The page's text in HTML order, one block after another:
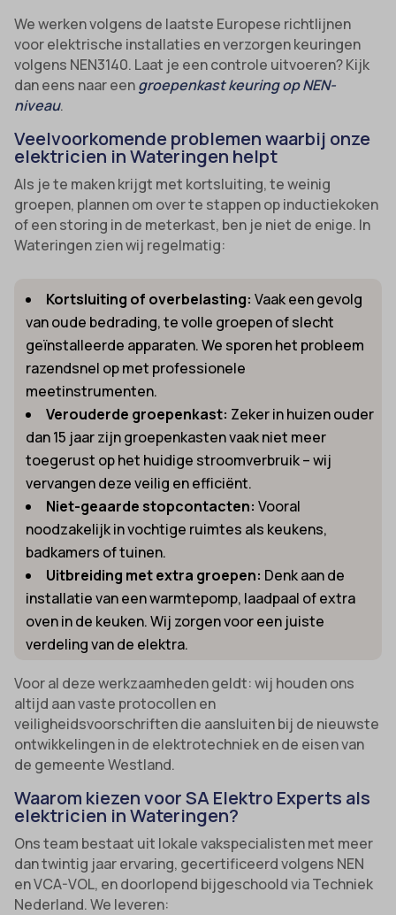
We werken volgens de laatste Europese richtlijnen
voor elektrische installaties en verzorgen keuringen
volgens NEN3140. Laat je een controle uitvoeren? Kijk
dan eens naar eengroepenkast keuring op NEN-
niveau.
Veelvoorkomende problemen waarbij onze
elektricien in Wateringen helpt
Als je te maken krijgt met kortsluiting, te weinig
groepen, plannen om over te stappen op inductiekoken
of een storing in de meterkast, ben je niet de enige. In
Wateringen zien wij regelmatig:
Kortsluiting of overbelasting: Vaak een gevolg
van oude bedrading, te volle groepen of slecht
geïnstalleerde apparaten. We sporen het probleem
razendsnel op met professionele
meetinstrumenten.
Verouderde groepenkast: Zeker in huizen ouder
dan 15 jaar zijn groepenkasten vaak niet meer
toegerust op het huidige stroomverbruik – wij
vervangen deze veilig en efficiënt.
Niet-geaarde stopcontacten: Vooral
noodzakelijk in vochtige ruimtes als keukens,
badkamers of tuinen.
Uitbreiding met extra groepen: Denk aan de
installatie van een warmtepomp, laadpaal of extra
oven in de keuken. Wij zorgen voor een juiste
verdeling van de elektra.
Voor al deze werkzaamheden geldt: wij houden ons
altijd aan vaste protocollen en
veiligheidsvoorschriften die aansluiten bij de nieuwste
ontwikkelingen in de elektrotechniek en de eisen van
de gemeente Westland.
Waarom kiezen voor SA Elektro Experts als
elektricien in Wateringen?
Ons team bestaat uit lokale vakspecialisten met meer
dan twintig jaar ervaring, gecertificeerd volgens NEN
en VCA-VOL, en doorlopend bijgeschoold via Techniek
Nederland. We leveren: